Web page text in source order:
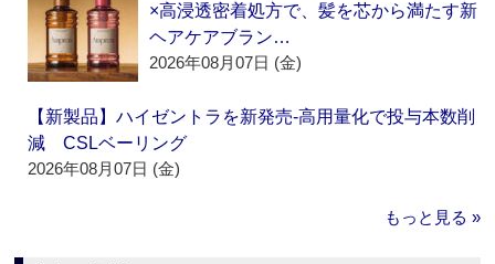
×高浸透密着処方で、髪を芯から満たす新
ヘアケアブラン…
2026年08月07日 (金)
【新製品】ハイゼントラを新発売‐高用量化で投与本数削
減 CSLベーリング
2026年08月07日 (金)
もっと見る »